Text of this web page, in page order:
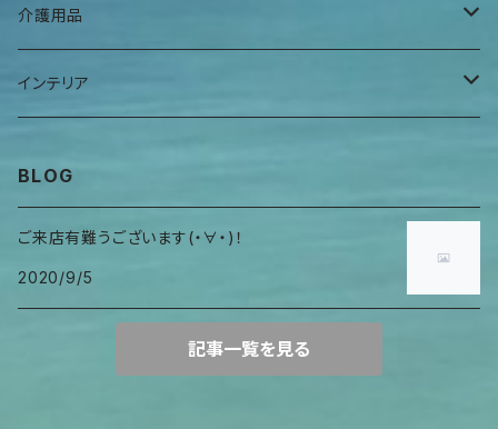
ハンギングインテリア
ヒーリングアイテム
腕輪
首巻物
介護用品
ウロガードカバー
インテリア
BLOG
ご来店有難うございます(・∀・)！
2020/9/5
記事一覧を見る